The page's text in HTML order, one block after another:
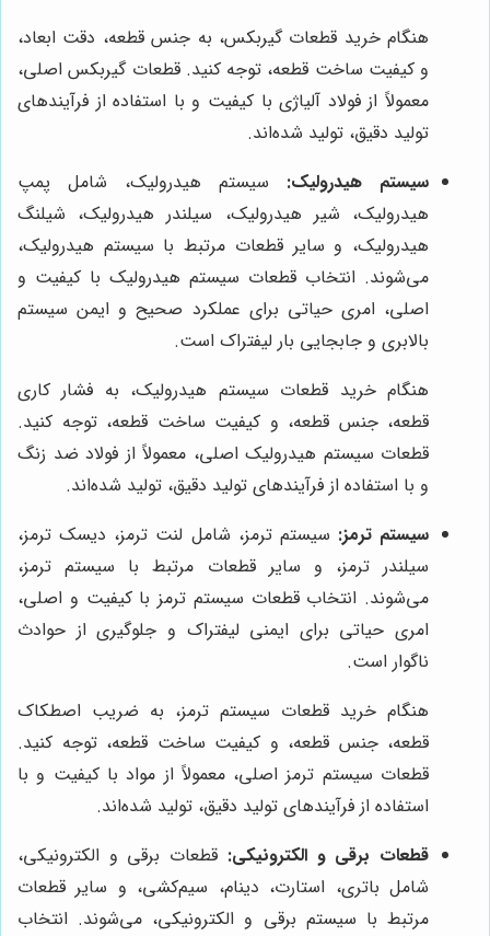
هنگام خرید قطعات گیربکس، به جنس قطعه، دقت ابعاد،
و کیفیت ساخت قطعه، توجه کنید. قطعات گیربکس اصلی،
معمولاً از فولاد آلیاژی با کیفیت و با استفاده از فرآیندهای
تولید دقیق، تولید شده‌اند.
سیستم هیدرولیک: سیستم هیدرولیک، شامل پمپ
هیدرولیک، شیر هیدرولیک، سیلندر هیدرولیک، شیلنگ
هیدرولیک، و سایر قطعات مرتبط با سیستم هیدرولیک،
می‌شوند. انتخاب قطعات سیستم هیدرولیک با کیفیت و
اصلی، امری حیاتی برای عملکرد صحیح و ایمن سیستم
بالابری و جابجایی بار لیفتراک است.
هنگام خرید قطعات سیستم هیدرولیک، به فشار کاری
قطعه، جنس قطعه، و کیفیت ساخت قطعه، توجه کنید.
قطعات سیستم هیدرولیک اصلی، معمولاً از فولاد ضد زنگ
و با استفاده از فرآیندهای تولید دقیق، تولید شده‌اند.
سیستم ترمز: سیستم ترمز، شامل لنت ترمز، دیسک ترمز،
سیلندر ترمز، و سایر قطعات مرتبط با سیستم ترمز،
می‌شوند. انتخاب قطعات سیستم ترمز با کیفیت و اصلی،
امری حیاتی برای ایمنی لیفتراک و جلوگیری از حوادث
ناگوار است.
هنگام خرید قطعات سیستم ترمز، به ضریب اصطکاک
قطعه، جنس قطعه، و کیفیت ساخت قطعه، توجه کنید.
قطعات سیستم ترمز اصلی، معمولاً از مواد با کیفیت و با
استفاده از فرآیندهای تولید دقیق، تولید شده‌اند.
قطعات برقی و الکترونیکی: قطعات برقی و الکترونیکی،
شامل باتری، استارت، دینام، سیم‌کشی، و سایر قطعات
مرتبط با سیستم برقی و الکترونیکی، می‌شوند. انتخاب